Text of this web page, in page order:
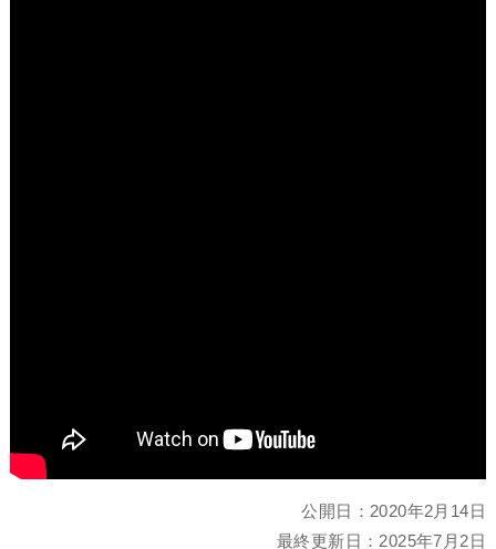
公開日： 2020年2月14日
最終更新日： 2025年7月2日